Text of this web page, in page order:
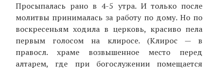
Просыпалась рано в 4-5 утра. И только после
молитвы принималась за работу по дому. Но по
воскресеньям ходила в церковь, красиво пела
первым голосом на клиросе. (Клирос — в
правосл. храме возвышенное место перед
алтарем, где при богослужении помещается